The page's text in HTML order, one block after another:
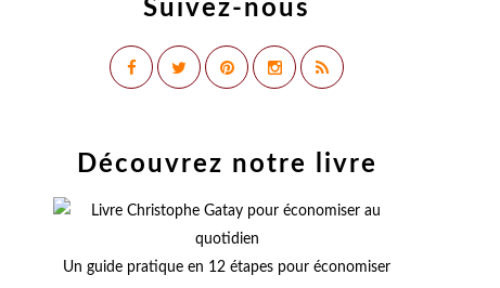
Suivez-nous
Découvrez notre livre
Un guide pratique en 12 étapes pour économiser